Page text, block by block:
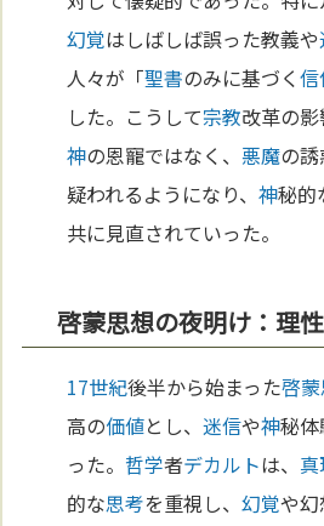
幻覚はしばしば誤った教義や
人々が「聖書のみに基づく
した。こうして宗教改革の
神の恩寵ではなく、悪魔の
疑われるようになり、神秘的
共に見直されていった。
啓蒙思想の夜明け：理
17世紀後半から始まった啓
高の価値とし、迷信や神秘
った。 哲学者デカルトは、
的な思考を重視し、幻覚や